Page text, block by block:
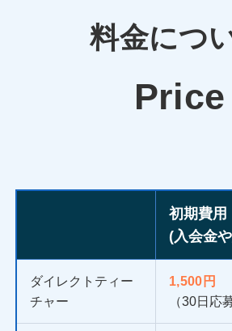
料金につ
Price
初期費用
(入会金
ダイレクトティー
チャー
1,500円
（30日応